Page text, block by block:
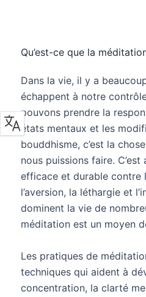
Qu’est-ce que la
Dans la vie, il y a
échappent à notre
pouvons prendre la
états mentaux et les
bouddhisme, c’est la
nous puissions faire.
efficace et durable contre
l’aversion, la léthargie et
dominent la vie de
méditation est un moyen
Les pratiques de
techniques qui aident à
concentration, la clarté